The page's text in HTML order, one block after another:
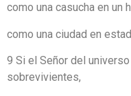
como una casucha en un
como una ciudad en
9 Si el Señor del
sobrevivientes,